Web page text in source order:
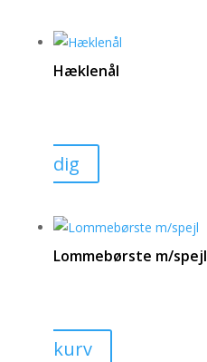
Hæklenål
dig
vare
flere
varianter.
Lommebørste m/spejl
kurv